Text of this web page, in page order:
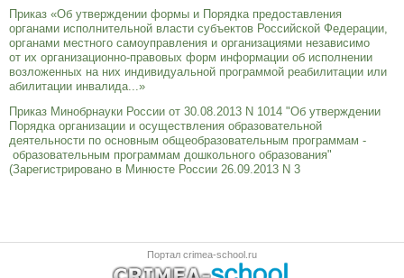
Приказ «Об утверждении формы и Порядка предоставления
органами исполнительной власти субъектов Российской Федерации,
органами местного самоуправления и организациями независимо
от их организационно-правовых форм информации об исполнении
возложенных на них индивидуальной программой реабилитации или
абилитации инвалида...»
Приказ Минобрнауки России от 30.08.2013 N 1014 "Об утверждении
Порядка организации и осуществления образовательной
деятельности по основным общеобразовательным программам -
образовательным программам дошкольного образования"
(Зарегистрировано в Минюсте России 26.09.2013 N 3
Портал crimea-school.ru